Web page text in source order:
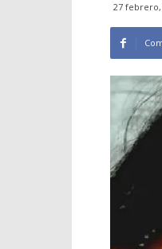
27 febrero,